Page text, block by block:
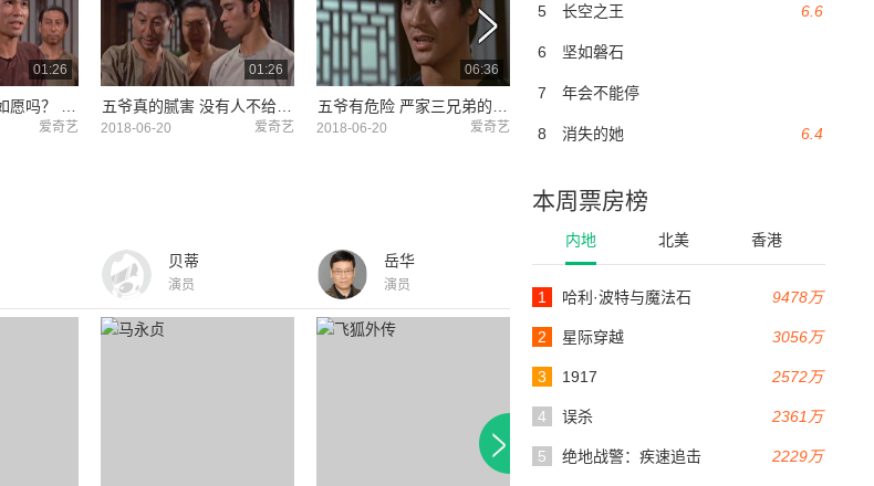
6.6
5 长空之王
6 坚如磐石
7 年会不能停
6.4
8 消失的她
本周票房榜
内地 北美 香港
9478万
1 哈利·波特与魔法石
3056万
2 星际穿越
2572万
3 1917
2361万
4 误杀
2229万
5 绝地战警：疾速追击
01:26
爱奇艺
01:26
2018-06-20 爱奇艺
06:36
2018-06-20 爱奇艺 2018-06-20
贝蒂
演员
岳华
演员